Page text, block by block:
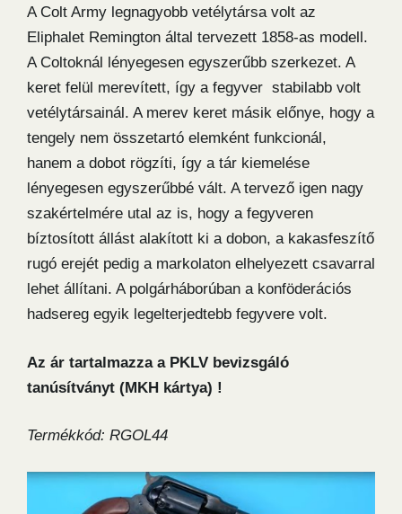
A Colt Army legnagyobb vetélytársa volt az
Eliphalet Remington által tervezett 1858-as modell.
A Coltoknál lényegesen egyszerűbb szerkezet. A
keret felül merevített, így a fegyver stabilabb volt
vetélytársainál. A merev keret másik előnye, hogy a
tengely nem összetartó elemként funkcionál,
hanem a dobot rögzíti, így a tár kiemelése
lényegesen egyszerűbbé vált. A tervező igen nagy
szakértelmére utal az is, hogy a fegyveren
bíztosított állást alakított ki a dobon, a kakasfeszítő
rugó erejét pedig a markolaton elhelyezett csavarral
lehet állítani. A polgárháborúban a konföderációs
hadsereg egyik legelterjedtebb fegyvere volt.
Az ár tartalmazza a PKLV bevizsgáló
tanúsítványt (MKH kártya) !
Termékkód: RGOL44